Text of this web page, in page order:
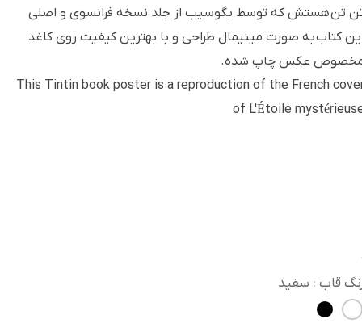
تن هستش که توسط بگوسیب از جلد نسخه فرانسوی و اصلی
کتاب به صورت مینیمال طراحی و با بهترین کیفیت روی کاغذ
عکس چاپ شده.
This Tintin book poster is a reproduction of the French
of L'Étoile
قاب : سفید